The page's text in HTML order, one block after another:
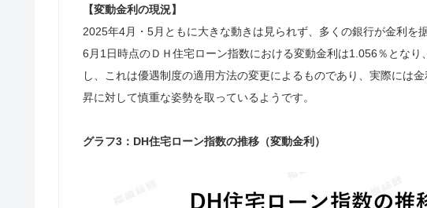
【変動金利の現況】
2025年4月・5月ともに大きな動きは見られず、多くの銀行が金利を
6月1日時点のＤＨ住宅ローン指数における変動金利は1.056％とな
し、これは優遇制度の適用方法の変更によるものであり、実際には
昇に対して慎重な姿勢を取っているようです。
グラフ3：DH住宅ローン指数の推移（変動金利）